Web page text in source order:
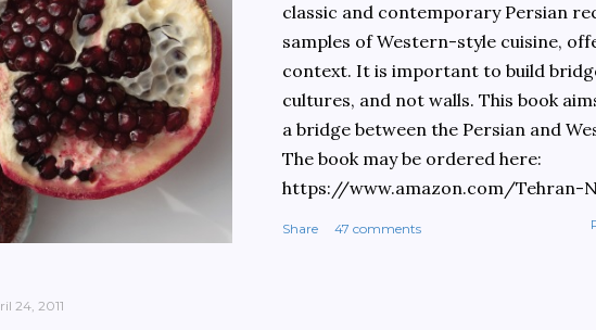
classic and contemporary Persian
samples of Western-style cuisine,
context. It is important to build
cultures, and not walls. This book
a bridge between the Persian and
The book may be ordered here:
https://www.amazon.com/Tehran-
Share 47 comments
24, 2011